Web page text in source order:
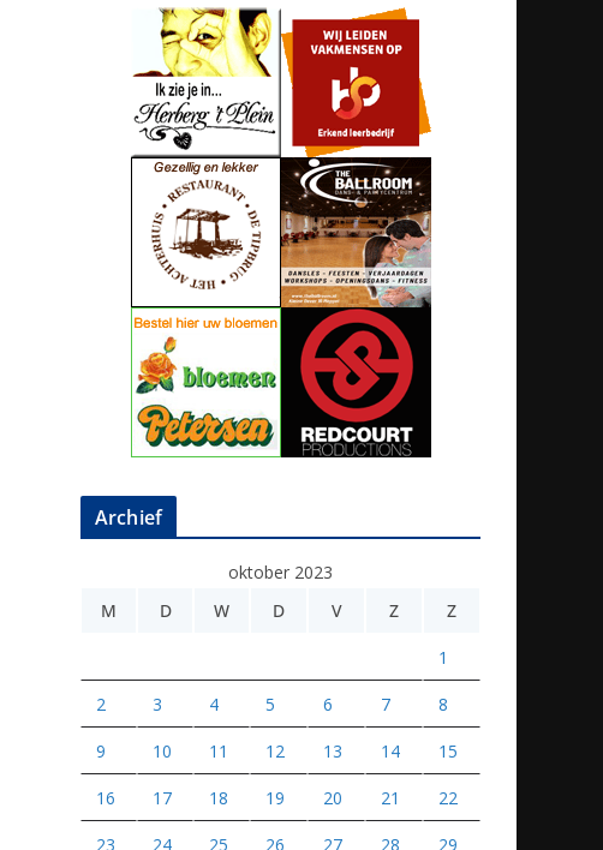
Archief
oktober 2023
M
D W D V Z Z
1
2 3 4 5 6 7 8
9 10 11 12 13 14 15
16 17 18 19 20 21 22
23 24 25 26 27 28 29